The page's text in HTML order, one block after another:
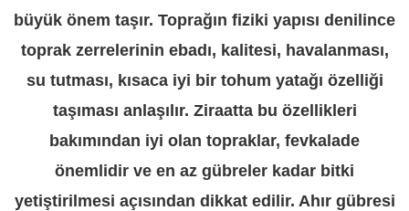
büyük önem taşır. Toprağın fiziki yapısı denilince
toprak zerrelerinin ebadı, kalitesi, havalanması,
su tutması, kısaca iyi bir tohum yatağı özelliği
taşıması anlaşılır. Ziraatta bu özellikleri
bakımından iyi olan topraklar, fevkalade
önemlidir ve en az gübreler kadar bitki
yetiştirilmesi açısından dikkat edilir. Ahır gübresi